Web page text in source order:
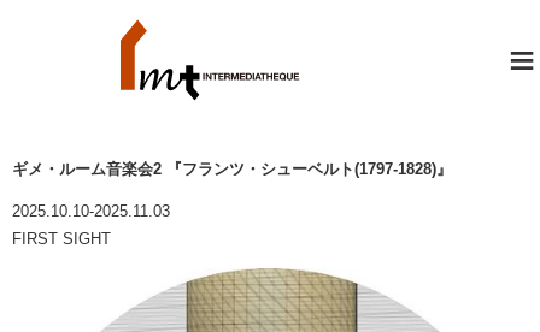
≡
ギメ・ルーム音楽会2 『フランツ・シューベルト(1797-1828)』
2025.10.10-2025.11.03
FIRST SIGHT